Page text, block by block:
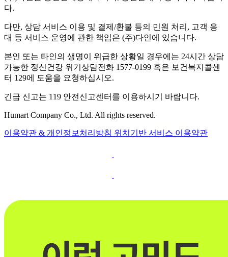
다.
다만, 상담 서비스 이용 및 결제/환불 등의 민원 처리, 고객 응
대 등 서비스 운영에 관한 책임은 (주)다인에 있습니다.
본인 또는 타인의 생명이 위급한 상황일 경우에는 24시간 상담
가능한 정신건강 위기상담전화 1577-0199 혹은 보건복지콜센
터 129에 도움을 요청하십시오.
긴급 신고는 119 안전신고센터를 이용하시기 바랍니다.
Humart Company Co., Ltd. All rights reserved.
이용약관 & 개인정보처리방침 위치기반 서비스 이용약관